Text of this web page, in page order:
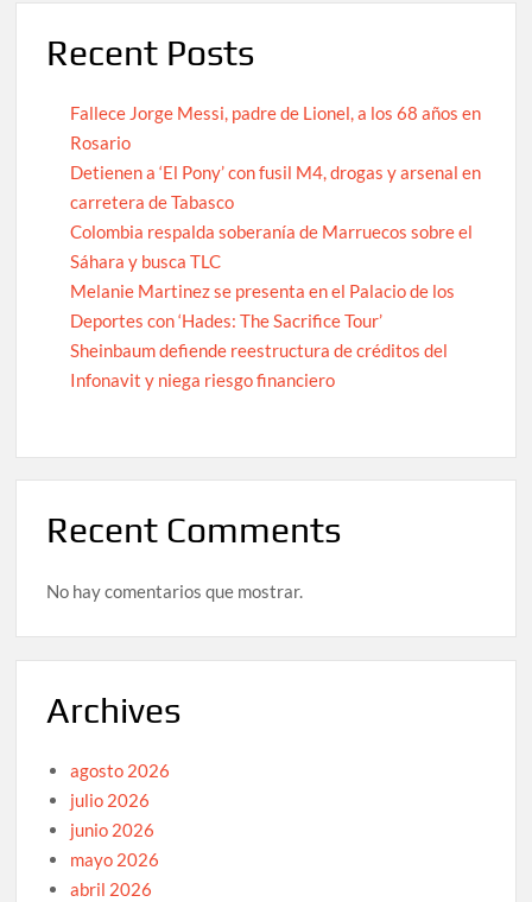
Recent Posts
Fallece Jorge Messi, padre de Lionel, a los 68 años en
Rosario
Detienen a ‘El Pony’ con fusil M4, drogas y arsenal en
carretera de Tabasco
Colombia respalda soberanía de Marruecos sobre el
Sáhara y busca TLC
Melanie Martinez se presenta en el Palacio de los
Deportes con ‘Hades: The Sacrifice Tour’
Sheinbaum defiende reestructura de créditos del
Infonavit y niega riesgo financiero
Recent Comments
No hay comentarios que mostrar.
Archives
agosto 2026
julio 2026
junio 2026
mayo 2026
abril 2026